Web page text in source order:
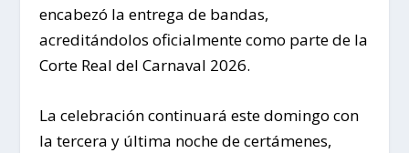
encabezó la entrega de bandas,
acreditándolos oficialmente como parte de la
Corte Real del Carnaval 2026.
La celebración continuará este domingo con
la tercera y última noche de certámenes,